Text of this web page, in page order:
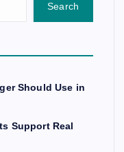
Search
Should Use in
Support Real